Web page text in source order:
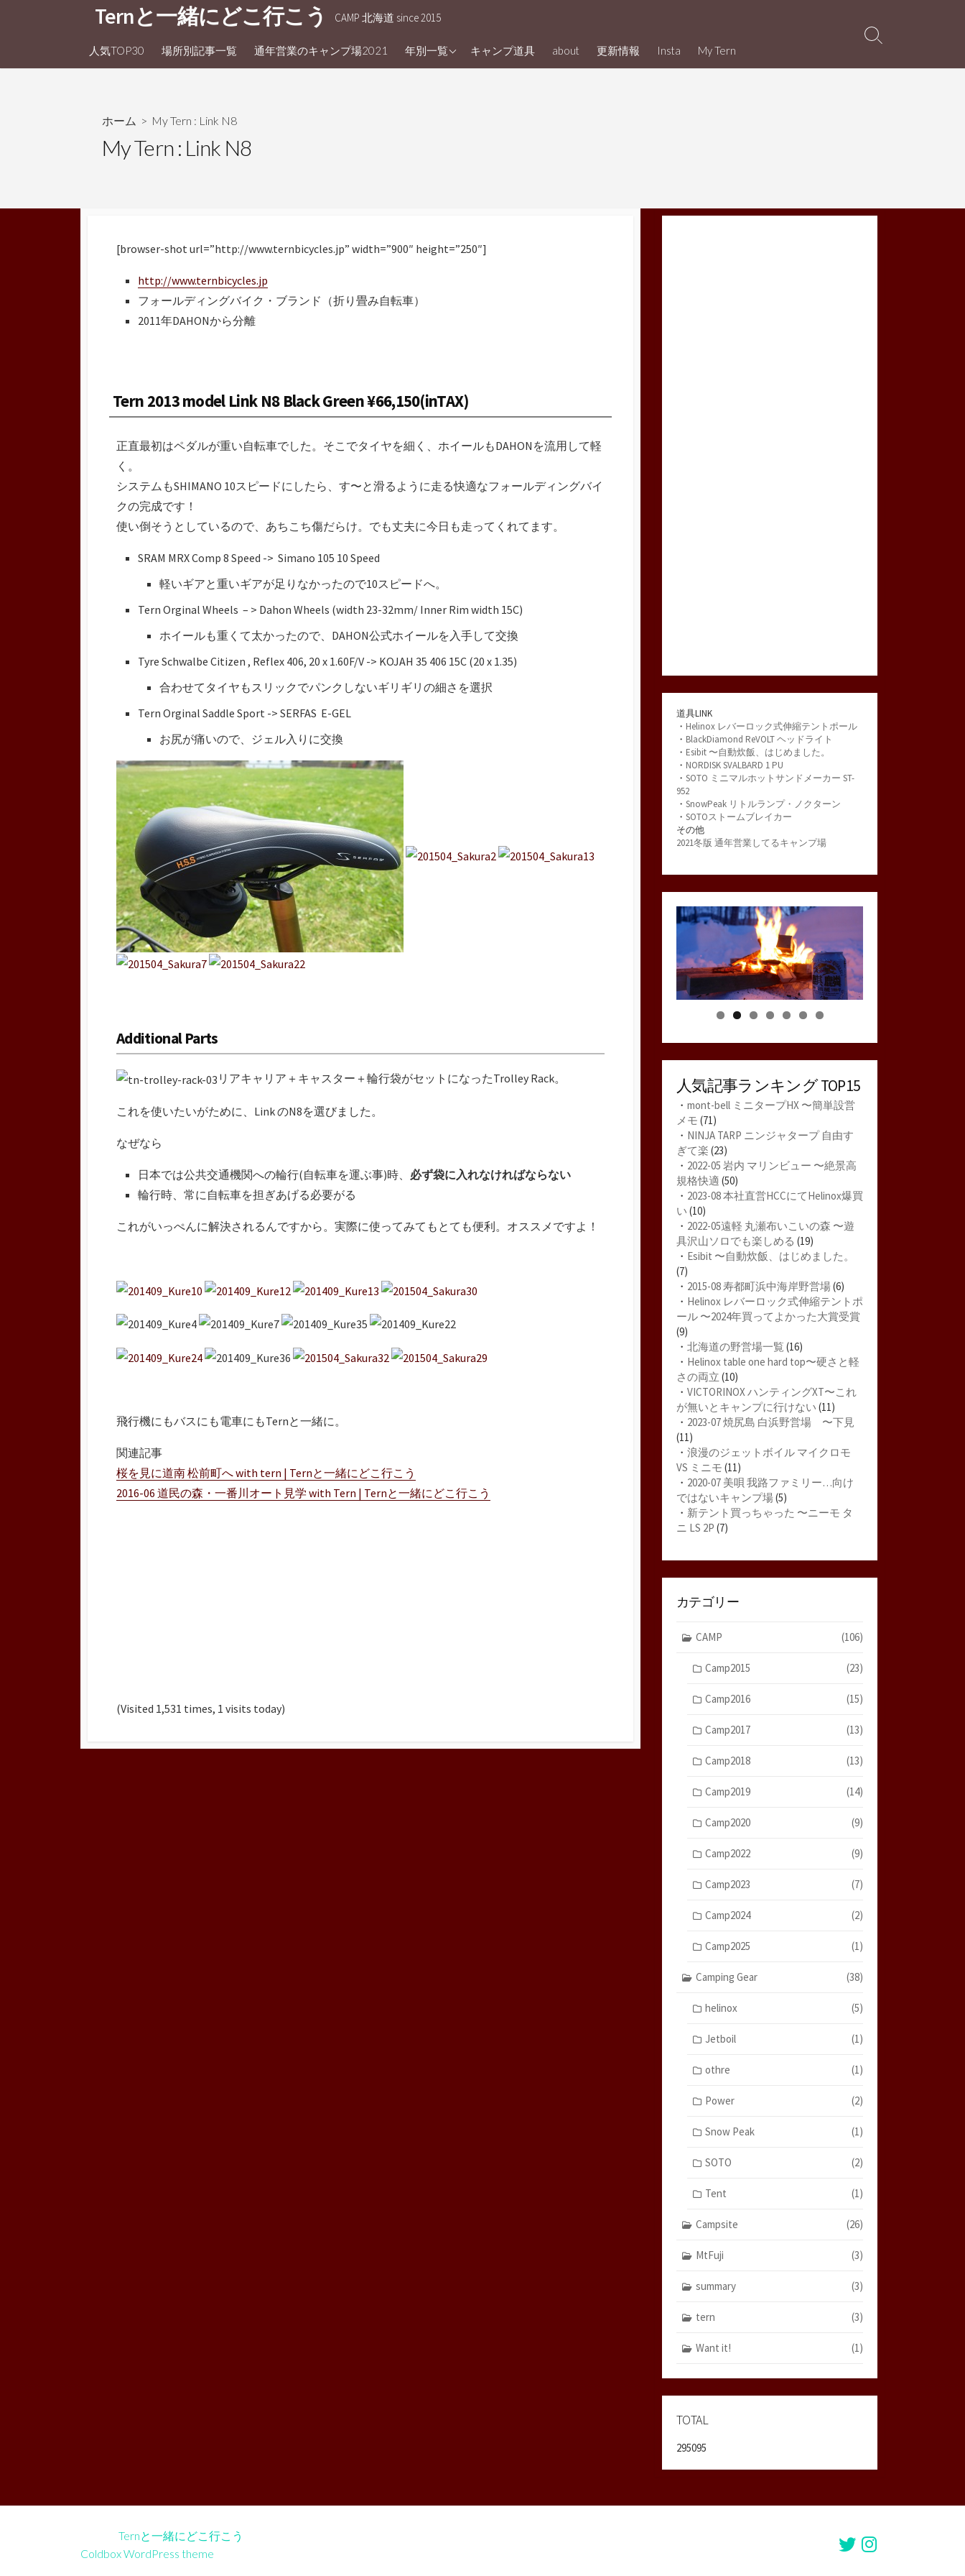
ン
Ternと一緒にどこ行こう CAMP 北海道 since 2015
人気TOP30 場所別記事一覧 通年営業のキャンプ場2021 年別一覧
Camp2025
Camp 2017
Camp 2016
2021冬版 通年営業して
るキャンプ場 in北海道
通年営業のキャンプ場
in北海道
11月も開いているキャン
プ場 in 北海道
キャンプ道具 about 更新情報 Insta My Tern
検
切
ホーム > My Tern : Link N8
My Tern : Link N8
[browser-shot url=”http://www.ternbicycles.jp” width=”900″ height=”250″]
http://www.ternbicycles.jp
フォールディングバイク・ブランド（折り畳み自転車）
2011年DAHONから分離
Tern 2013 model Link N8 Black Green ¥66,150(inTAX)
正直最初はペダルが重い自転車でした。そこでタイヤを細く、ホイールもDAHONを流用して軽
く。
システムもSHIMANO 10スピードにしたら、す〜と滑るように走る快適なフォールディングバイ
クの完成です！
使い倒そうとしているので、あちこち傷だらけ。でも丈夫に今日も走ってくれてます。
SRAM MRX Comp 8 Speed -> Simano 105 10 Speed
軽いギアと重いギアが足りなかったので10スピードへ。
Tern Orginal Wheels – > Dahon Wheels (width 23-32mm/ Inner Rim width 15C)
ホイールも重くて太かったので、DAHON公式ホイールを入手して交換
Tyre Schwalbe Citizen , Reflex 406, 20 x 1.60F/V -> KOJAH 35 406 15C (20 x 1.35)
合わせてタイヤもスリックでパンクしないギリギリの細さを選択
Tern Orginal Saddle Sport -> SERFAS E-GEL
お尻が痛いので、ジェル入りに交換
Additional Parts
リアキャリア＋キャスター＋輪行袋がセットになったTrolley Rack。
これを使いたいがために、Link のN8を選びました。
なぜなら
日本では公共交通機関への輪行(自転車を運ぶ事)時、 必ず袋に入れなければならない
輪行時、常に自転車を担ぎあげる必要がる
これがいっぺんに解決されるんですから。実際に使ってみてもとても便利。オススメですよ！
飛行機にもバスにも電車にもTernと一緒に。
関連記事
桜を見に道南 松前町へ with tern | Ternと一緒にどこ行こう
2016-06 道民の森・一番川オート見学 with Tern | Ternと一緒にどこ行こう
(Visited 1,531 times, 1 visits today)
道具LINK
・ Helinox レバーロック式伸縮テントポール
・ BlackDiamond ReVOLT ヘッドライト
・ Esibit 〜自動炊飯、はじめました。
・ NORDISK SVALBARD 1 PU
・ SOTO ミニマルホットサンドメーカー ST-
952
・ SnowPeak リトルランプ・ノクターン
・ SOTOストームブレイカー
その他
2021冬版 通年営業してるキャンプ場
人気記事ランキング TOP15
・ mont-bell ミニタープHX 〜簡単設営
メモ (71)
・ NINJA TARP ニンジャタープ 自由す
ぎて楽 (23)
・ 2022-05 岩内 マリンビュー 〜絶景高
規格快適 (50)
・ 2023-08 本社直営HCCにてHelinox爆買
い (10)
・ 2022-05遠軽 丸瀬布いこいの森 〜遊
具沢山ソロでも楽しめる (19)
・ Esibit 〜自動炊飯、はじめました。
(7)
・ 2015-08 寿都町浜中海岸野営場(6)
・ Helinox レバーロック式伸縮テントポ
ール 〜2024年買ってよかった大賞受賞
(9)
・ 北海道の野営場一覧 (16)
・ Helinox table one hard top〜硬さと軽
さの両立 (10)
・ VICTORINOX ハンティングXT〜これ
が無いとキャンプに行けない (11)
・ 2023-07 焼尻島 白浜野営場 〜下見
(11)
・ 浪漫のジェットボイル マイクロモ
VS ミニモ (11)
・ 2020-07 美唄 我路ファミリー…向け
ではないキャンプ場(5)
・ 新テント買っちゃった 〜ニーモ タ
ニ LS 2P (7)
カテゴリー
CAMP (106)
Camp2015 (23)
Camp2016 (15)
Camp2017 (13)
Camp2018 (13)
Camp2019 (14)
Camp2020 (9)
Camp2022 (9)
Camp2023 (7)
Camp2024 (2)
Camp2025 (1)
Camping Gear (38)
helinox (5)
Jetboil (1)
othre (1)
Power (2)
Snow Peak (1)
SOTO (2)
Tent (1)
Campsite (26)
MtFuji (3)
summary (3)
tern (3)
Want it! (1)
TOTAL
295095
Ternと一緒にどこ行こう
Coldbox WordPress theme
TwitterInstagram